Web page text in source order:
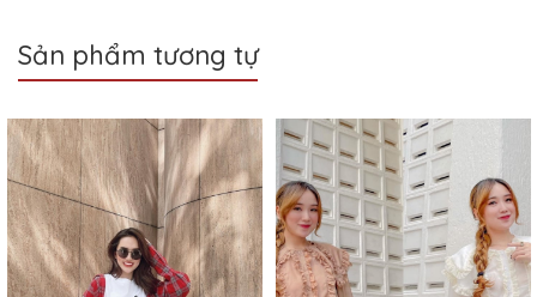
Sản phẩm tương tự